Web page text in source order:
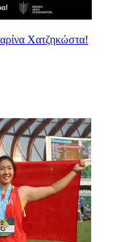
Χατζηκώστα!